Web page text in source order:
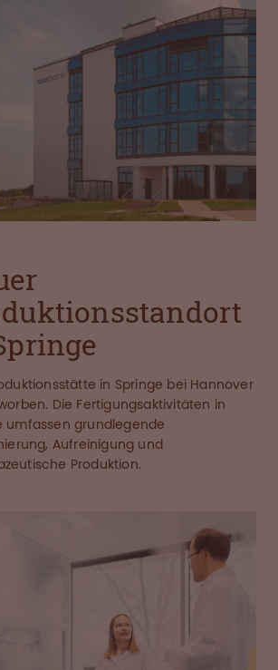
in Springe bei Hannover
Die Fertigungsaktivitäten in
umfassen grundlegende
Aufreinigung und
Produktion.